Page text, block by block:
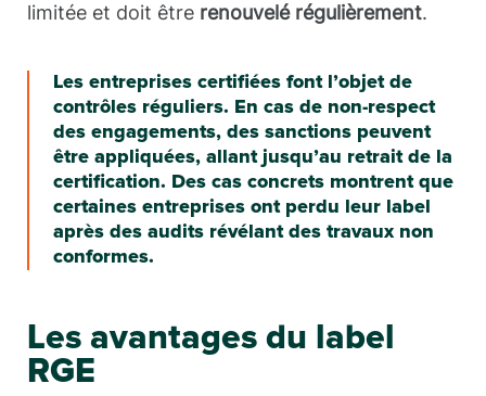
limitée et doit être renouvelé régulièrement.
Les entreprises certifiées font l’objet de
contrôles réguliers. En cas de non-respect
des engagements, des sanctions peuvent
être appliquées, allant jusqu’au retrait de la
certification. Des cas concrets montrent que
certaines entreprises ont perdu leur label
après des audits révélant des travaux non
conformes.
Les avantages du label
RGE